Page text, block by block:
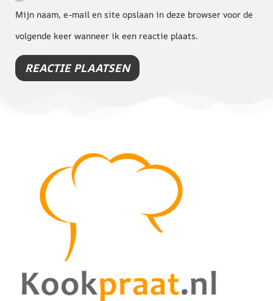
Mijn naam, e-mail en site opslaan in deze browser voor de
volgende keer wanneer ik een reactie plaats.